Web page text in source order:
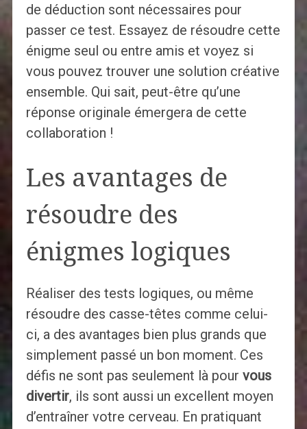
de déduction sont nécessaires pour
passer ce test. Essayez de résoudre cette
énigme seul ou entre amis et voyez si
vous pouvez trouver une solution créative
ensemble. Qui sait, peut-être qu’une
réponse originale émergera de cette
collaboration !
Les avantages de
résoudre des
énigmes logiques
Réaliser des tests logiques, ou même
résoudre des casse-têtes comme celui-
ci, a des avantages bien plus grands que
simplement passé un bon moment. Ces
défis ne sont pas seulement là pour vous
divertir, ils sont aussi un excellent moyen
d’entraîner votre cerveau. En pratiquant